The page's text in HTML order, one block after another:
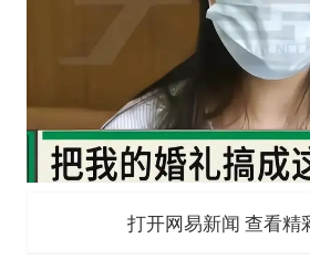
打开网易新闻 查看精